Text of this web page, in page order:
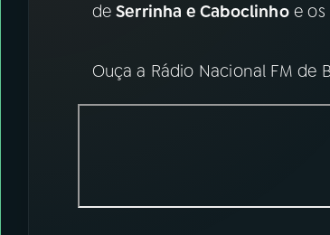
deSerrinha e Caboclinhoe os
Ouça a Rádio Nacional FM de